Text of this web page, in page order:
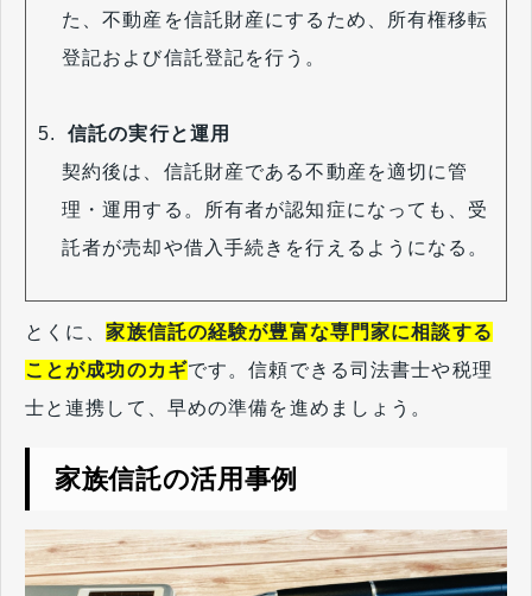
た、不動産を信託財産にするため、所有権移転
登記および信託登記を行う。
信託の実行と運用
契約後は、信託財産である不動産を適切に管
理・運用する。所有者が認知症になっても、受
託者が売却や借入手続きを行えるようになる。
とくに、家族信託の経験が豊富な専門家に相談する
ことが成功のカギです。信頼できる司法書士や税理
士と連携して、早めの準備を進めましょう。
家族信託の活用事例